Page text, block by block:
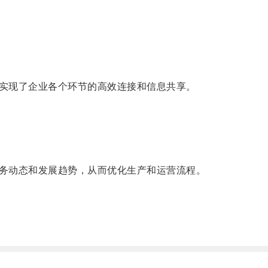
了企业各个环节的高效连接和信息共享。
态和发展趋势，从而优化生产和运营流程。